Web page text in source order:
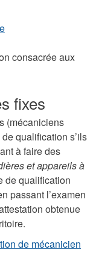
consacrée aux
fixes
(mécaniciens
qualification s’ils
à faire des
et appareils à
de qualification
passant l’examen
obtenue
de mécanicien